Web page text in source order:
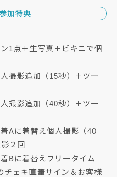
加特典
1点＋生写真＋ビキニで個
撮影追加（15秒）＋ツー
撮影追加（40秒）＋ツー
Aに着替え個人撮影（40
２回
Bに着替えフリータイム
チェキ直筆サイン＆お客様